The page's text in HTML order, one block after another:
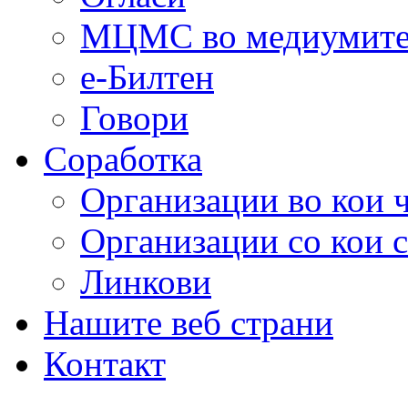
МЦМС во
е-Билтен
Говори
Соработка
Организации во кои
Организации со кои
Линкови
Нашите веб страни
Контакт